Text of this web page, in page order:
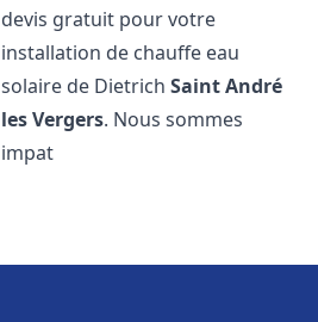
devis gratuit pour votre
installation de chauffe eau
solaire de DietrichSaint André
les Vergers. Nous sommes
impat